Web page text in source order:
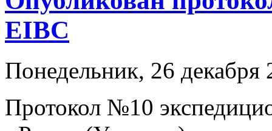
EIBC
Понедельник, 26 декабря
Протокол №10